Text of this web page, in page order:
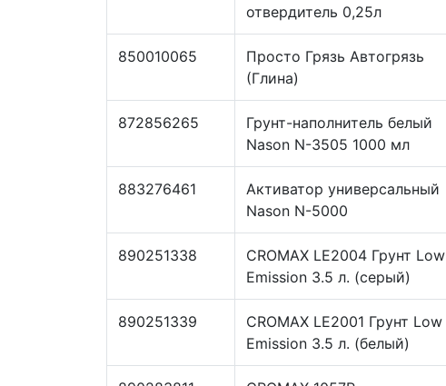
отвердитель 0,25л
850010065
Просто Грязь Автогрязь
(Глина)
872856265
Грунт-наполнитель белый
Nason N-3505 1000 мл
883276461
Активатор универсальный
Nason N-5000
890251338
CROMAX LE2004 Грунт Low
Emission 3.5 л. (серый)
890251339
CROMAX LE2001 Грунт Low
Emission 3.5 л. (белый)